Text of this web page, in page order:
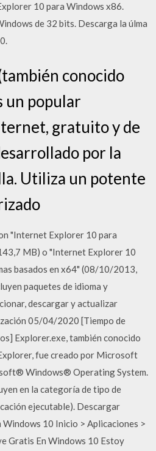
10 para Windows x86.
de 32 bits. Descarga la úlma
conocido
un popular
gratuito y de
por la
Utiliza un potente
"Internet Explorer 10 para
MB) o "Internet Explorer 10
basados en x64" (08/10/2013,
paquetes de idioma y
descargar y actualizar
05/04/2020 [Tiempo de
Explorer.exe, también conocido
fue creado por Microsoft
Windows® Operating System.
en la categoría de tipo de
ejecutable). Descargar
10 Inicio > Aplicaciones >
Gratis En Windows 10 Estoy